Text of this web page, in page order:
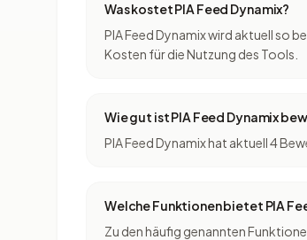
Was kostet PIA Feed Dynamix?
PIA Feed Dynamix wird aktuell so
Kosten für die Nutzung des Tools.
Wie gut ist PIA Feed Dynamix
PIA Feed Dynamix hat aktuell 4
Welche Funktionen bietet PIA
Zu den häufig genannten